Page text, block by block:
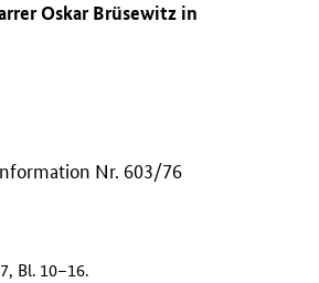
Oskar Brüsewitz in
Nr. 603/76
Bl. 10–16.